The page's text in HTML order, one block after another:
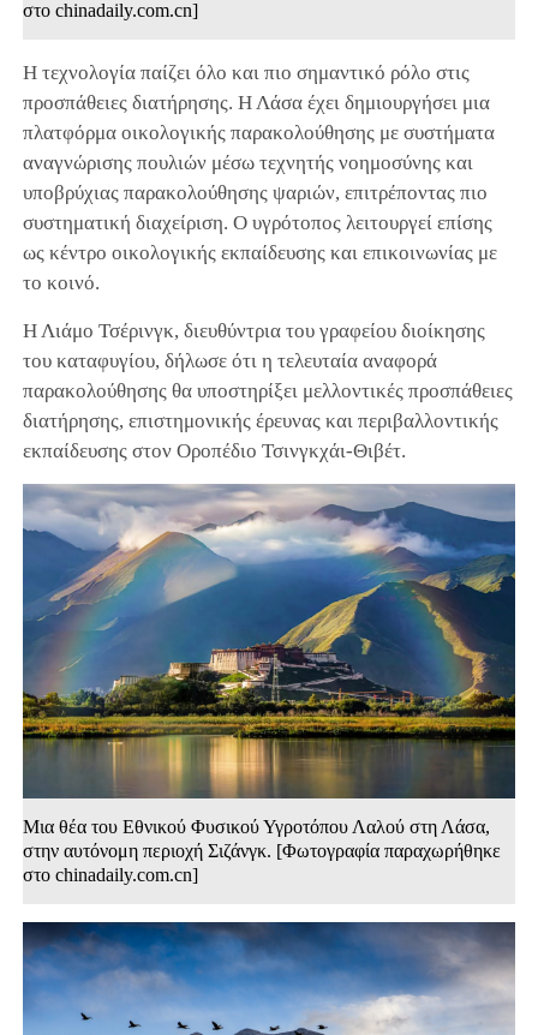
στο chinadaily.com.cn]
Η τεχνολογία παίζει όλο και πιο σημαντικό ρόλο στις
προσπάθειες διατήρησης. Η Λάσα έχει δημιουργήσει μια
πλατφόρμα οικολογικής παρακολούθησης με συστήματα
αναγνώρισης πουλιών μέσω τεχνητής νοημοσύνης και
υποβρύχιας παρακολούθησης ψαριών, επιτρέποντας πιο
συστηματική διαχείριση. Ο υγρότοπος λειτουργεί επίσης
ως κέντρο οικολογικής εκπαίδευσης και επικοινωνίας με
το κοινό.
Η Λιάμο Τσέρινγκ, διευθύντρια του γραφείου διοίκησης
του καταφυγίου, δήλωσε ότι η τελευταία αναφορά
παρακολούθησης θα υποστηρίξει μελλοντικές προσπάθειες
διατήρησης, επιστημονικής έρευνας και περιβαλλοντικής
εκπαίδευσης στον Οροπέδιο Τσινγκχάι-Θιβέτ.
Μια θέα του Εθνικού Φυσικού Υγροτόπου Λαλού στη Λάσα,
στην αυτόνομη περιοχή Σιζάνγκ. [Φωτογραφία παραχωρήθηκε
στο chinadaily.com.cn]